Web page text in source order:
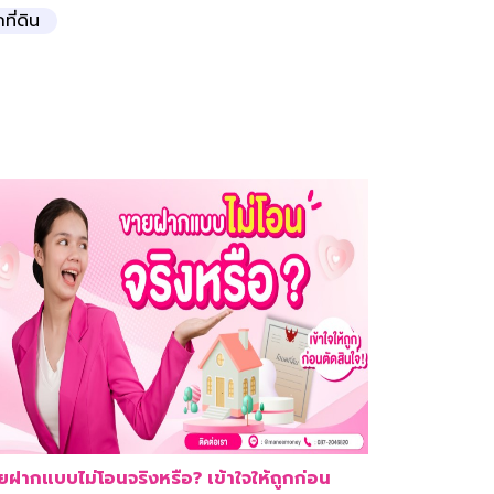
ที่ดิน
ฝากแบบไม่โอนจริงหรือ? เข้าใจให้ถูกก่อน